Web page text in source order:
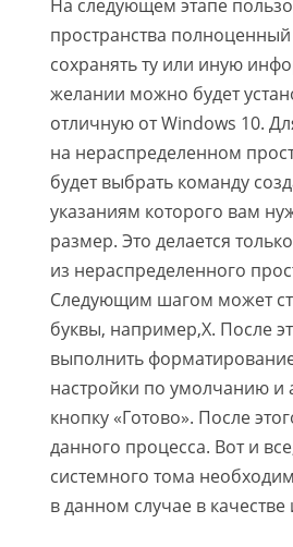
На следующем этапе
пространства
сохранять ту или иную
желании можно будет
отличную от Windows 10.
на нераспределенном
будет выбрать команду
указаниям которого вам
размер. Это делается
из нераспределенного
Следующим шагом может
буквы, например,X. После
выполнить
настройки по умолчанию и
кнопку «Готово». После
данного процесса. Вот и
системного тома
в данном случае в